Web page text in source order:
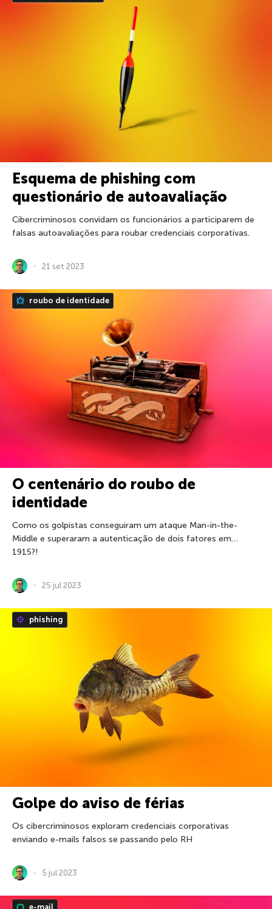
Esquema de phishing com
questionário de autoavaliação
Cibercriminosos convidam os funcionários a participarem de
falsas autoavaliações para roubar credenciais corporativas.
21 set 2023
roubo de identidade
O centenário do roubo de
identidade
Como os golpistas conseguiram um ataque Man-in-the-
Middle e superaram a autenticação de dois fatores em…
1915?!
25 jul 2023
phishing
Golpe do aviso de férias
Os cibercriminosos exploram credenciais corporativas
enviando e-mails falsos se passando pelo RH
5 jul 2023
e-mail